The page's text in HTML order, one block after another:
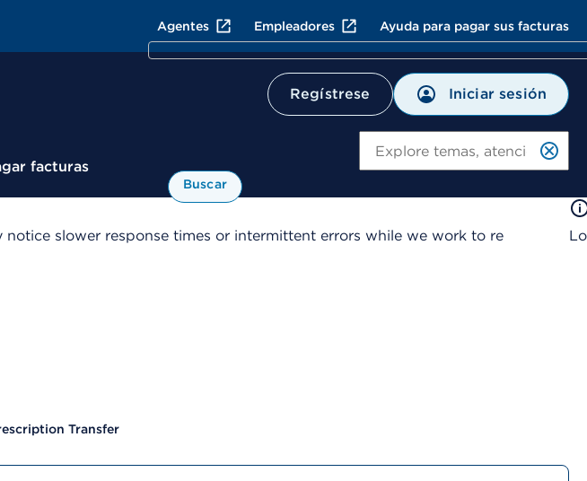
Agentes Empleadores Ayuda para pagar sus facturas
Regístrese Iniciar sesión
facturas
Buscar
slower response times or intermittent errors while we work to re
Transfer